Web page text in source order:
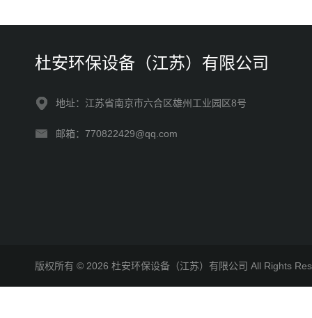
杜安环保设备（江苏）有限公司
地址：江苏省南京市六合区雄州工业园区8号
邮箱：770822429@qq.com
版权所有 © 2026 杜安环保设备（江苏）有限公司 All Rights